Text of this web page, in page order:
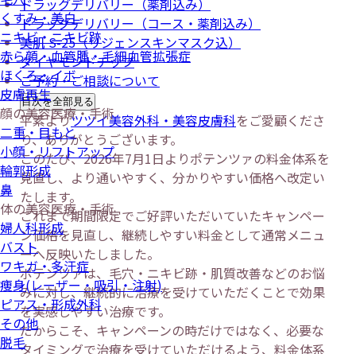
くすみ・美白
ニキビ・ニキビ跡
赤ら顔・血管腫・毛細血管拡張症
ほくろ・イボ
皮膚再生
顔の美容医療・手術
二重・目もと
小顔・リフトアップ
輪郭形成
鼻
体の美容医療・手術
婦人科形成
バスト
ワキガ・多汗症
痩身(レーザー・吸引・注射)
ピアス・形成外科
その他
脱毛
ドラッグデリバリー（薬剤込み）
ドラッグデリバリー（コース・薬剤込み）
美肌 S-25（リジェンスキンマスク込）
ダイヤモンドチップ
ご予約・ご相談について
目次を全部見る
平素よりツツイ美容外科・美容皮膚科をご愛顧くださ
り、ありがとうございます。
このたび、2026年7月1日よりポテンツァの料金体系を
見直し、より通いやすく、分かりやすい価格へ改定い
たします。
これまで期間限定でご好評いただいていたキャンペー
ン価格を見直し、継続しやすい料金として通常メニュ
ーへ反映いたしました。
ポテンツァは、毛穴・ニキビ跡・肌質改善などのお悩
みに対し、継続的に治療を受けていただくことで効果
を実感しやすい治療です。
だからこそ、キャンペーンの時だけではなく、必要な
タイミングで治療を受けていただけるよう、料金体系